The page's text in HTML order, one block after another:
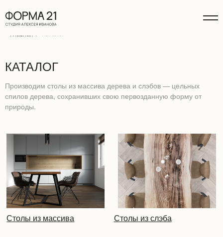
Главная / Каталог
КАТАЛОГ
Производим столы из массива дерева и слэбов — цельных
спилов дерева, сохранивших свою первозданную форму от
природы.
Столы из массива Столы из слэба